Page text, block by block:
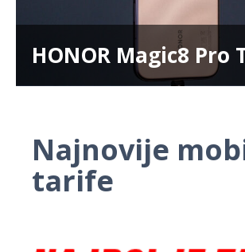
HONOR Magic8 Pro
Najnovije
tarife